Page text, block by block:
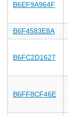
B6EF9A964F
B6F4583E8A
B6FC2D1627
B6FF8CF46E